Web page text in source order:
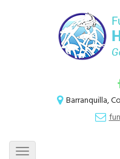
Barranquilla,
Toggle